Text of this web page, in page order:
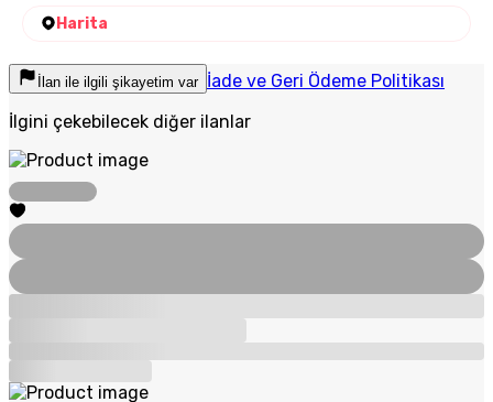
Harita
İlan ile ilgili şikayetim var İade ve Geri Ödeme Politikası
İlgini çekebilecek diğer ilanlar